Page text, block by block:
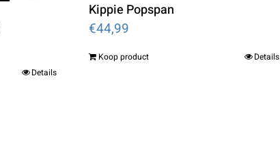
Details
Kippie Popspan
€44,99
Koop product Details